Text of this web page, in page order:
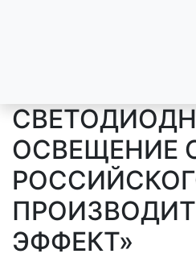
ОСВЕЩЕНИЕ
ЭФФЕКТ»